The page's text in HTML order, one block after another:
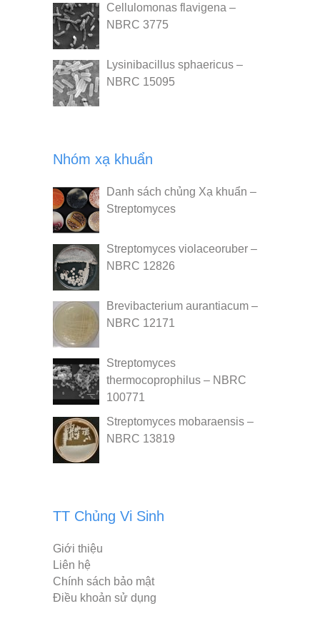
Cellulomonas flavigena –
NBRC 3775
Lysinibacillus sphaericus –
NBRC 15095
Nhóm xạ khuẩn
Danh sách chủng Xạ khuẩn –
Streptomyces
Streptomyces violaceoruber –
NBRC 12826
Brevibacterium aurantiacum –
NBRC 12171
Streptomyces
thermocoprophilus – NBRC
100771
Streptomyces mobaraensis –
NBRC 13819
TT Chủng Vi Sinh
Giới thiệu
Liên hệ
Chính sách bảo mật
Điều khoản sử dụng